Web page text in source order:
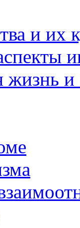
и их
жизнь